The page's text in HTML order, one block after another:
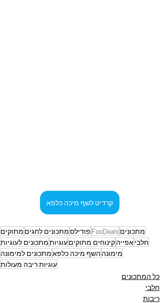
קרדיט לשף מיכה כלפא
מתכונים FooDeals פודילסמתכונים לחגים מתוקים
חלביאפייהקינוחים מתוקיםעוגיותמתכונים לעוגיות
מימונה השף מיכה כלפאמתכונים למימונה
עוגיות ריבה מעולות
כל המתכונים
חלבי
ריבות